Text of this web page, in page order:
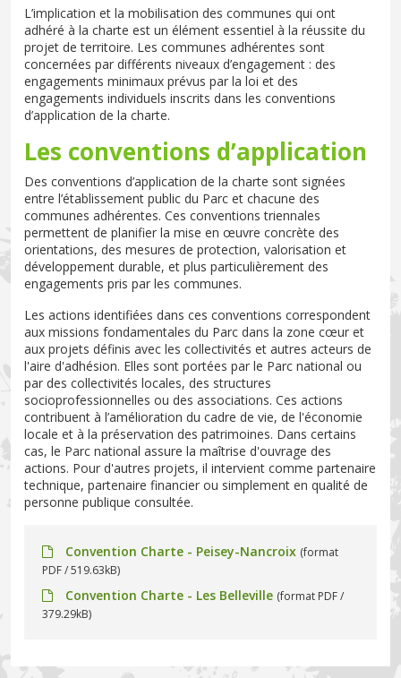
L’implication et la mobilisation des communes qui ont
adhéré à la charte est un élément essentiel à la réussite du
projet de territoire. Les communes adhérentes sont
concernées par différents niveaux d’engagement : des
engagements minimaux prévus par la loi et des
engagements individuels inscrits dans les conventions
d’application de la charte.
​Les conventions d’application
Des conventions d’application de la charte sont signées
entre l’établissement public du Parc et chacune des
communes adhérentes. Ces conventions triennales
permettent de planifier la mise en œuvre concrète des
orientations, des mesures de protection, valorisation et
développement durable, et plus particulièrement des
engagements pris par les communes.
Les actions identifiées dans ces conventions correspondent
aux missions fondamentales du Parc dans la zone cœur et
aux projets définis avec les collectivités et autres acteurs de
l'aire d'adhésion. Elles sont portées par le Parc national ou
par des collectivités locales, des structures
socioprofessionnelles ou des associations. Ces actions
contribuent à l’amélioration du cadre de vie, de l'économie
locale et à la préservation des patrimoines. Dans certains
cas, le Parc national assure la maîtrise d'ouvrage des
actions. Pour d'autres projets, il intervient comme partenaire
technique, partenaire financier ou simplement en qualité de
personne publique consultée.
Convention Charte - Peisey-Nancroix (format
PDF / 519.63kB)
Convention Charte - Les Belleville (format PDF /
379.29kB)